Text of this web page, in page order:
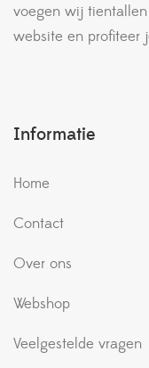
voegen wij
website en profiteer
Informatie
Home
Contact
Over ons
Webshop
Veelgestelde vragen